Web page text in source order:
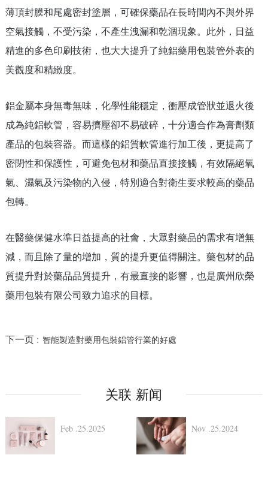
薄頂封膜和尾處密封塗層，可確保藥品在長時間內不與外界
空氣接觸，不受污染，不產生洩漏和乾涸現象。此外，日益
精進的多色印刷技術，也大大提升了純鋁藥用包裝管外表的
美觀度和精緻度。
鋁金屬本身無毒無味，化學性能穩定，衝壓成管狀並退火後
成為純鋁軟管，容易擠壓卻不易破碎，十分適合作為膏劑類
產品的包裝容器。而這樣的鋁質軟管進行加工後，更提高了
密閉性和保護性，可避免包材和藥品直接接觸，有效隔絕氧
氣、濕氣及污染物的入侵，特別適合對衛生要求較高的藥品
包轉。
在醫藥保健水準日益提高的社會，大眾對藥品的需求有增無
減，而且除了量的增加，質的提升更值得關注。藥包材的品
質提升對於藥品品質提升，有最直接的影響，也是廣州欣榮
藥用包裝有限公司致力追求的目標。
下一页 : 智能製造對藥用包裝鋁管行業的好處
关联 新闻
Feb .25.2025 Nov .25.2024